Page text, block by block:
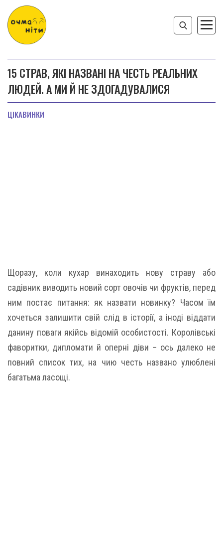
15 СТРАВ, ЯКІ НАЗВАНІ НА ЧЕСТЬ РЕАЛЬНИХ
ЛЮДЕЙ. А МИ Й НЕ ЗДОГАДУВАЛИСЯ
ЦІКАВИНКИ
Щоразу, коли кухар винаходить нову страву або
садівник виводить новий сорт овочів чи фруктів, перед
ним постає питання: як назвати новинку? Часом їм
хочеться залишити свій слід в історії, а іноді віддати
данину поваги якійсь відомій особистості. Королівські
фаворитки, дипломати й оперні діви – ось далеко не
повний список тих, на чию честь названо улюблені
багатьма ласощі.